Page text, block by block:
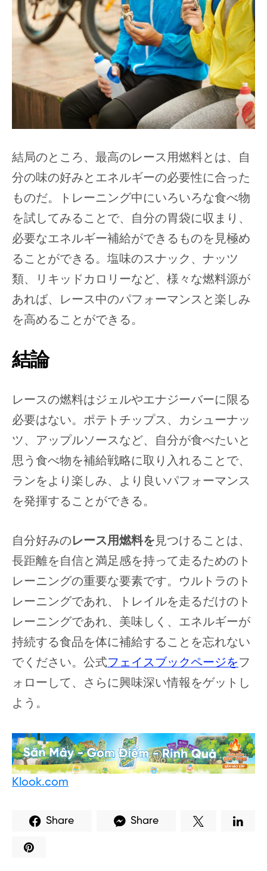
結局のところ、最高のレース用燃料とは、自
分の味の好みとエネルギーの必要性に合った
ものだ。トレーニング中にいろいろな食べ物
を試してみることで、自分の胃袋に収まり、
必要なエネルギー補給ができるものを見極め
ることができる。塩味のスナック、ナッツ
類、リキッドカロリーなど、様々な燃料源が
あれば、レース中のパフォーマンスと楽しみ
を高めることができる。
結論
レースの燃料はジェルやエナジーバーに限る
必要はない。ポテトチップス、カシューナッ
ツ、アップルソースなど、自分が食べたいと
思う食べ物を補給戦略に取り入れることで、
ランをより楽しみ、より良いパフォーマンス
を発揮することができる。
自分好みのレース用燃料を見つけることは、
長距離を自信と満足感を持って走るためのト
レーニングの重要な要素です。ウルトラのト
レーニングであれ、トレイルを走るだけのト
レーニングであれ、美味しく、エネルギーが
持続する食品を体に補給することを忘れない
でください。公式フェイスブックページをフ
ォローして、さらに興味深い情報をゲットし
よう。
Klook.com
Share Share